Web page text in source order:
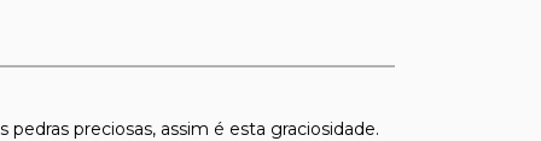
preciosas, assim é esta graciosidade.